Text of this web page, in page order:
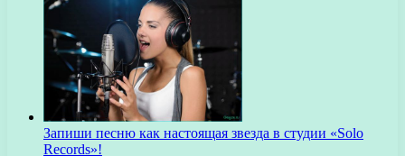
Запиши песню как настоящая звезда в студии «Solo
Records»!